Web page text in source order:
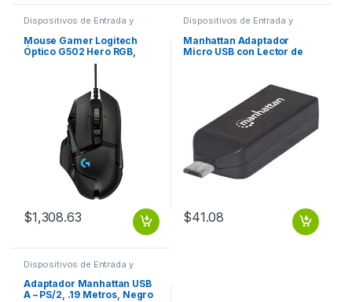
Dispositivos de Entrada y
Mouse Gamer Logitech
Óptico G502 Hero RGB,
Alámbrico, USB, 16.000DPI,
$1,308.63
Dispositivos de Entrada y
Manhattan Adaptador
Micro USB con Lector de
$41.08
Dispositivos de Entrada y
Salida
Adaptador Manhattan USB
A – PS/2, .19 Metros, Negro